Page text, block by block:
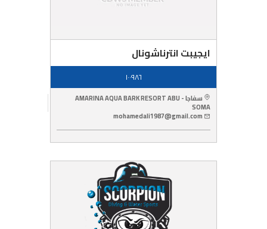
ايجيبت انترناشونال
١٠٠٩٨٦
سفاجا - AMARINA AQUA BARK RESORT ABU
SOMA
mohamedali1987@gmail.com